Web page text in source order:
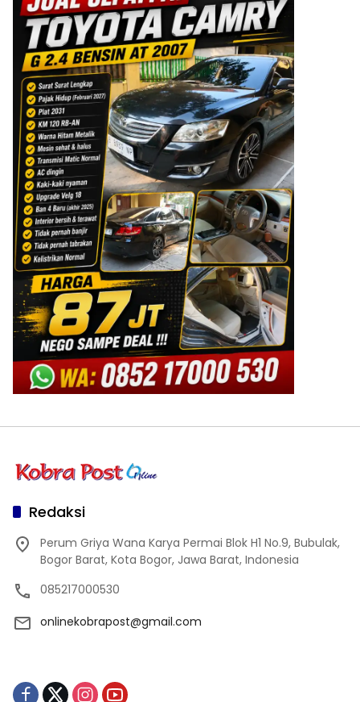
Redaksi
Perum Griya Wana Karya Permai Blok H1 No.9, Bubulak,
Bogor Barat, Kota Bogor, Jawa Barat, Indonesia
085217000530
onlinekobrapost@gmail.com